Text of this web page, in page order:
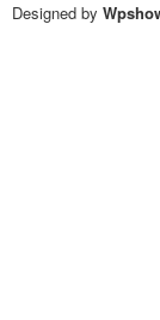
Designed by